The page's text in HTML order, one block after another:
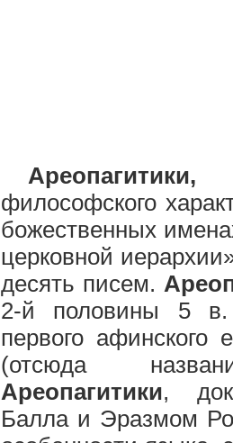
Ареопагитики,
философского
божественных
церковной
десять писем.
2-й половины 5
первого афинского
(отсюда
Ареопагитики,
Балла и Эразмом